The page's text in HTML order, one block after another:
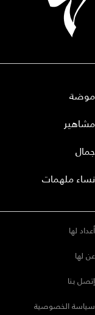
موضة
مشاهير
جمال
نساء ملهمات
أعداد لها
عن لها
إتصل بنا
سياسة الخصوصية